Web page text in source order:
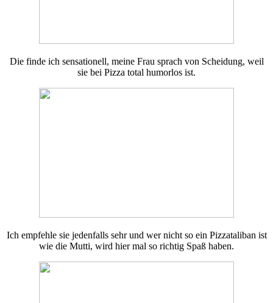
Die finde ich sensationell, meine Frau sprach von Scheidung, weil
sie bei Pizza total humorlos ist.
Ich empfehle sie jedenfalls sehr und wer nicht so ein Pizzataliban ist
wie die Mutti, wird hier mal so richtig Spaß haben.